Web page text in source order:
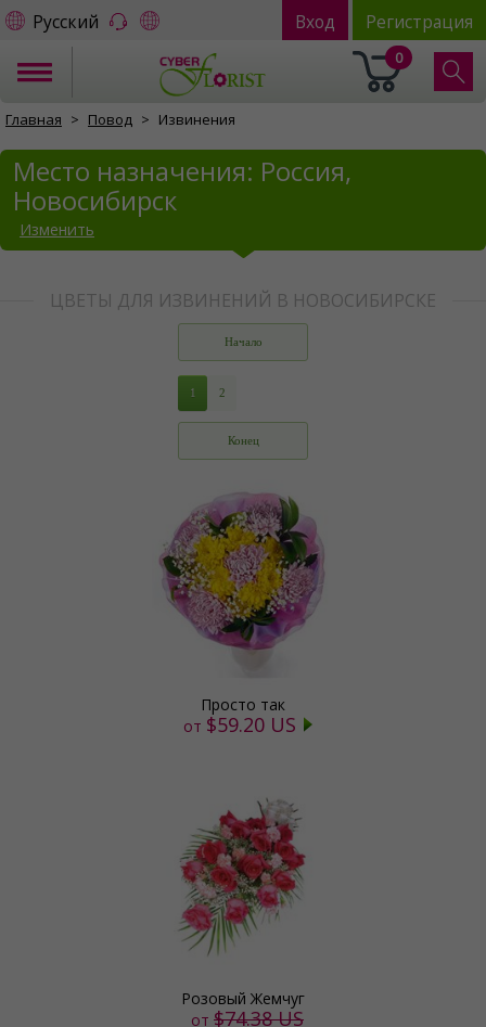
Русский Вход Регистрация
0
Главная Повод Извинения
Место назначения: Россия,
Новосибирск
Изменить
ЦВЕТЫ ДЛЯ ИЗВИНЕНИЙ В НОВОСИБИРСКЕ
Начало
1 2
Конец
Просто так
от $59.20 US
Розовый Жемчуг
от $74.38 US